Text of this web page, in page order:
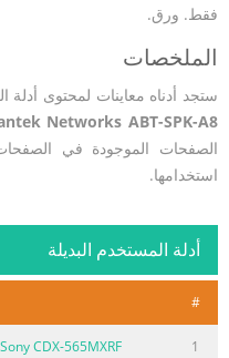
فقط. ورق.
الملخصات
ستجد أدناه معاينات لمحتوى أدلة
Networks ABT-SPK-A8
الصفحات الموجودة في
استخدامها.
أدلة المستخدم البديلة
#
1
Sony CDX-565MXRF